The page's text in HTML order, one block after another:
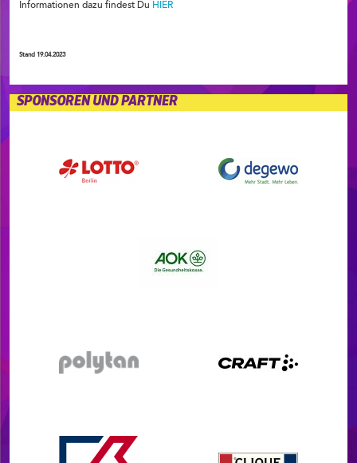
Informationen dazu findest Du HIER
Stand 19.04.2023
SPONSOREN UND PARTNER